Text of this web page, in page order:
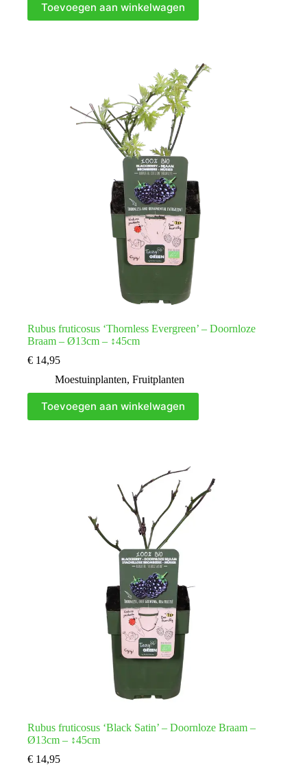
Toevoegen aan winkelwagen
Rubus fruticosus ‘Thornless Evergreen’ – Doornloze
Braam – Ø13cm – ↕45cm
€ 14,95
Moestuinplanten, Fruitplanten
Toevoegen aan winkelwagen
Rubus fruticosus ‘Black Satin’ – Doornloze Braam –
Ø13cm – ↕45cm
€ 14,95